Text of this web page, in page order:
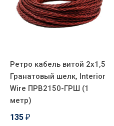
Ретро кабель витой 2x1,5
Гранатовый шелк, Interior
Wire ПРВ2150-ГРШ (1
метр)
135 ₽